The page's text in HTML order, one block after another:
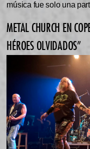
música fue solo una
METAL CHURCH EN
HÉROES OLVIDADOS”